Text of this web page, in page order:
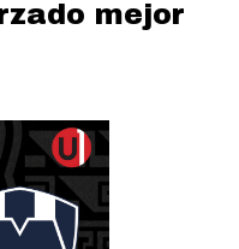
mejor